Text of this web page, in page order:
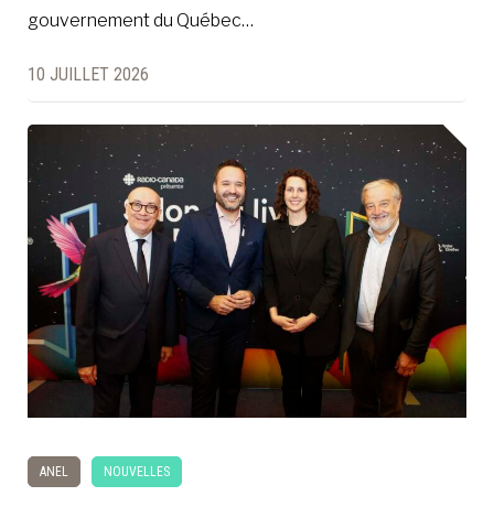
gouvernement du Québec…
10 JUILLET 2026
ANEL NOUVELLES